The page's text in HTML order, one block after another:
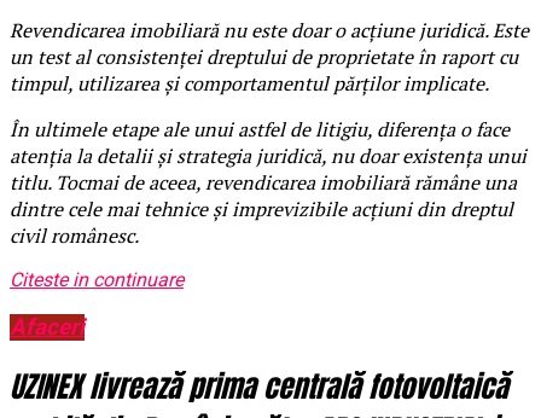
Revendicarea imobiliară nu este doar o acțiune juridică. Este
un test al consistenței dreptului de proprietate în raport cu
timpul, utilizarea și comportamentul părților implicate.
În ultimele etape ale unui astfel de litigiu, diferența o face
atenția la detalii și strategia juridică, nu doar existența unui
titlu. Tocmai de aceea, revendicarea imobiliară rămâne una
dintre cele mai tehnice și imprevizibile acțiuni din dreptul
civil românesc.
Citeste in continuare
Afaceri
UZINEX livrează prima centrală fotovoltaică